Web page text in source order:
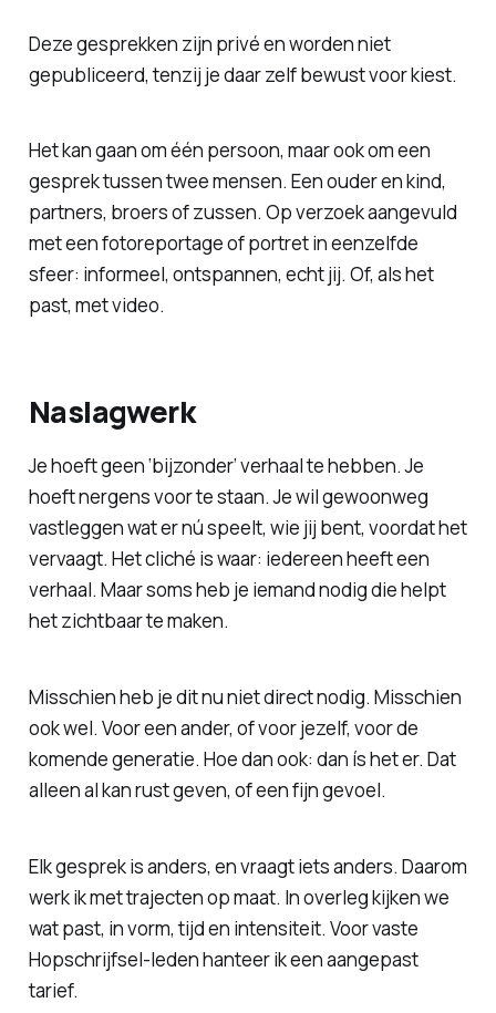
Deze gesprekken zijn privé en worden niet
gepubliceerd, tenzij je daar zelf bewust voor kiest.
Het kan gaan om één persoon, maar ook om een
gesprek tussen twee mensen. Een ouder en kind,
partners, broers of zussen. Op verzoek aangevuld
met een fotoreportage of portret in eenzelfde
sfeer: informeel, ontspannen, echt jij. Of, als het
past, met video.
Naslagwerk
Je hoeft geen ‘bijzonder’ verhaal te hebben. Je
hoeft nergens voor te staan. Je wil gewoonweg
vastleggen wat er nú speelt, wie jij bent, voordat het
vervaagt. Het cliché is waar: iedereen heeft een
verhaal. Maar soms heb je iemand nodig die helpt
het zichtbaar te maken.
Misschien heb je dit nu niet direct nodig. Misschien
ook wel. Voor een ander, of voor jezelf, voor de
komende generatie. Hoe dan ook: dan ís het er. Dat
alleen al kan rust geven, of een fijn gevoel.
Elk gesprek is anders, en vraagt iets anders. Daarom
werk ik met trajecten op maat. In overleg kijken we
wat past, in vorm, tijd en intensiteit. Voor vaste
Hopschrijfsel-leden hanteer ik een aangepast
tarief.